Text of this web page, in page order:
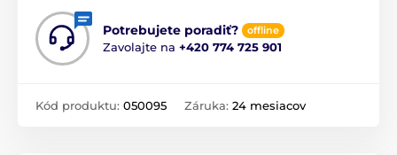
Potrebujete poradiť? offline
Zavolajte na +420 774 725 901
Kód produktu: 050095 Záruka: 24 mesiacov